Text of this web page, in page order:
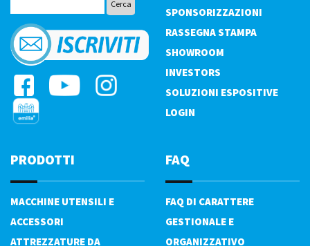
SPONSORIZZAZIONI
RASSEGNA STAMPA
SHOWROOM
INVESTORS
SOLUZIONI ESPOSITIVE
LOGIN
PRODOTTI
MACCHINE UTENSILI E
ACCESSORI
ATTREZZATURE DA
FAQ
FAQ DI CARATTERE
GESTIONALE E
ORGANIZZATIVO